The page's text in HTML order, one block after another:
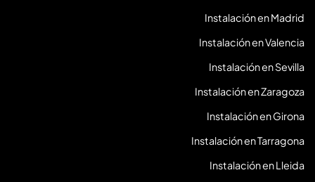
Instalación en Madrid
Instalación en Valencia
Instalación en Sevilla
Instalación en Zaragoza
Instalación en Girona
Instalación en Tarragona
Instalación en Lleida